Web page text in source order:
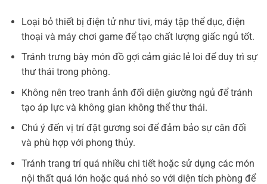
Loại bỏ thiết bị điện tử như tivi, máy tập thể dục, điện
thoại và máy chơi game để tạo chất lượng giấc ngủ tốt.
Tránh trưng bày món đồ gợi cảm giác lẻ loi để duy trì sự
thư thái trong phòng.
Không nên treo tranh ảnh đối diện giường ngủ để tránh
tạo áp lực và không gian không thể thư thái.
Chú ý đến vị trí đặt gương soi để đảm bảo sự cân đối
và phù hợp với phong thủy.
Tránh trang trí quá nhiều chi tiết hoặc sử dụng các món
nội thất quá lớn hoặc quá nhỏ so với diện tích phòng để